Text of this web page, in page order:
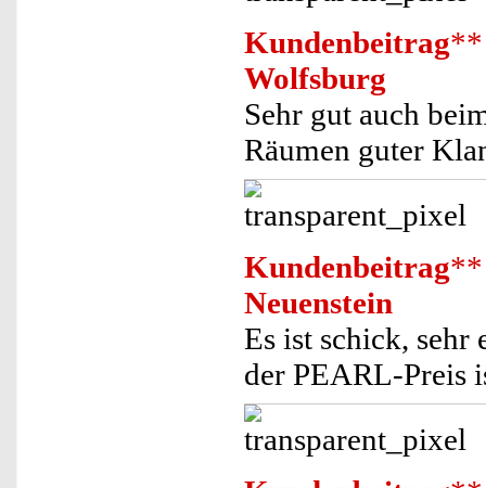
Kundenbeitrag**
Wolfsburg
Sehr gut auch
Räumen guter
Kundenbeitrag**
Neuenstein
Es ist schick, sehr
der PEARL-Preis